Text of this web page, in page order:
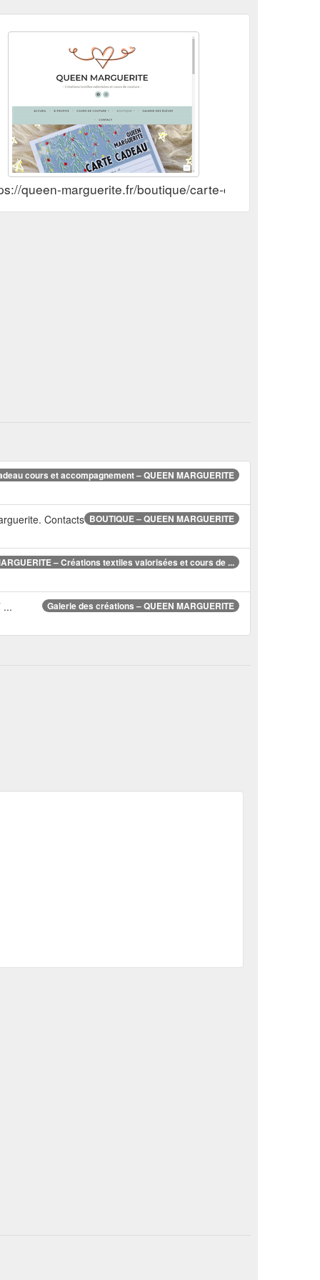
queen-marguerite.fr/boutique/carte-cadeau/
cours et accompagnement – QUEEN MARGUERITE
BOUTIQUE – QUEEN MARGUERITE
Contacts
– Créations textiles valorisées et cours de ...
Galerie des créations – QUEEN MARGUERITE
...